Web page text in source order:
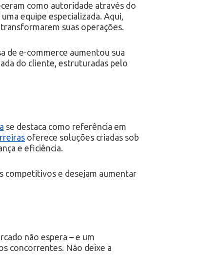
como autoridade através do
equipe especializada. Aqui,
suas operações.
de e-commerce aumentou sua
do cliente, estruturadas pelo
se destaca como referência em
oferece soluções criadas sob
e eficiência.
competitivos e desejam aumentar
não espera – e um
concorrentes. Não deixe a